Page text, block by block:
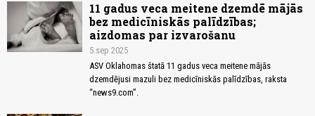
11 gadus veca meitene dzemdē mājās
bez medicīniskās palīdzības;
aizdomas par izvarošanu
5.sep 2025
ASV Oklahomas štatā 11 gadus veca meitene mājās
dzemdējusi mazuli bez medicīniskās palīdzības, raksta
“news9.com”.